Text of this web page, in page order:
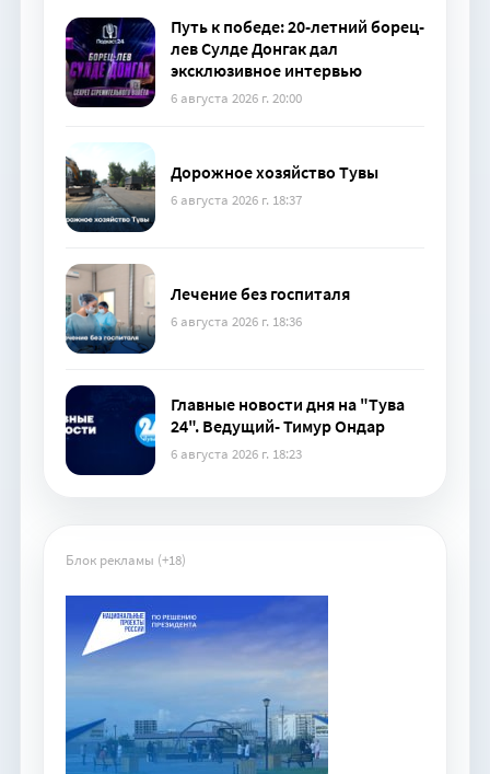
Путь к победе: 20-летний борец-
лев Сулде Донгак дал
эксклюзивное интервью
6 августа 2026 г. 20:00
Дорожное хозяйство Тувы
6 августа 2026 г. 18:37
Лечение без госпиталя
6 августа 2026 г. 18:36
Главные новости дня на "Тува
24". Ведущий- Тимур Ондар
6 августа 2026 г. 18:23
Блок рекламы (+18)